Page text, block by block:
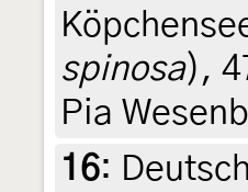
spinosa),
Pia
16: